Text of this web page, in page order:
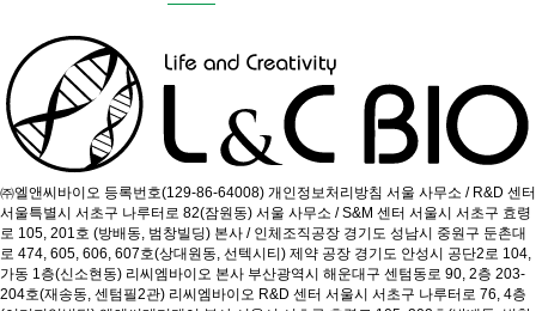
㈜엘앤씨바이오 등록번호(129-86-64008) 개인정보처리방침 서울 사무소 / R&D 센터
서울특별시 서초구 나루터로 82(잠원동) 서울 사무소 / S&M 센터 서울시 서초구 효령
로 105, 201호 (방배동, 범창빌딩) 본사 / 인체조직공장 경기도 성남시 중원구 둔촌대
로 474, 605, 606, 607호(상대원동, 선텍시티) 제약 공장 경기도 안성시 공단2로 104,
가동 1층(신소현동) 리씨엠바이오 본사 부산광역시 해운대구 센텀동로 90, 2층 203-
204호(재송동, 센텀필2관) 리씨엠바이오 R&D 센터 서울시 서초구 나루터로 76, 4층